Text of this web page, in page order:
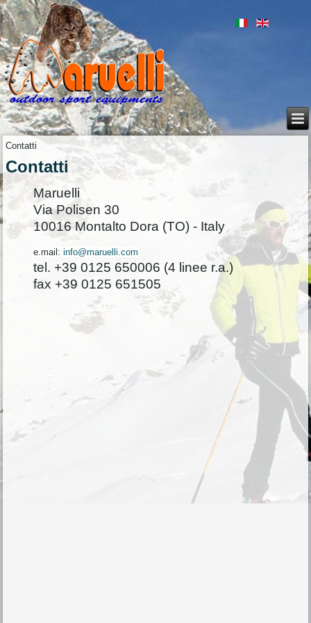
Contatti
Contatti
Maruelli
Via Polisen 30
10016 Montalto Dora (TO) - Italy
e.mail:info@maruelli.com
tel. +39 0125 650006 (4 linee r.a.)
fax +39 0125 651505